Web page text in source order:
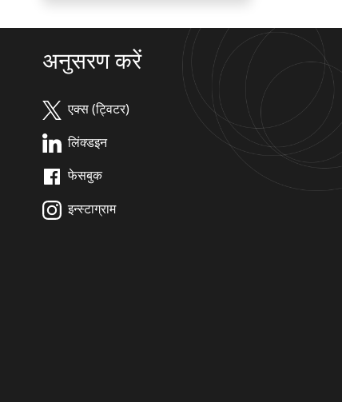
अनुसरण करें
एक्स (ट्विटर)
लिंक्डइन
फेसबुक
इन्स्टाग्राम